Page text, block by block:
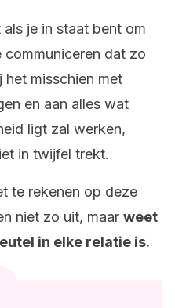
je in staat bent om
dat zo
misschien met
en aan alles wat
ligt zal werken,
in twijfel trekt.
te rekenen op deze
niet zo uit, maar weet
in elke relatie is.